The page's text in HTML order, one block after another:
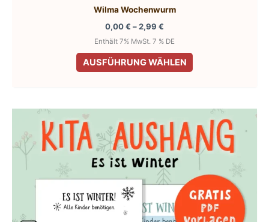
Wilma Wochenwurm
0,00€ –2,99 €
bis
Enthält 7% MwSt. 7 % DE
AUSFÜHRUNG WÄHLEN
Dieses
Produkt
Varianten
auf.
Die
Optionen
auf
der